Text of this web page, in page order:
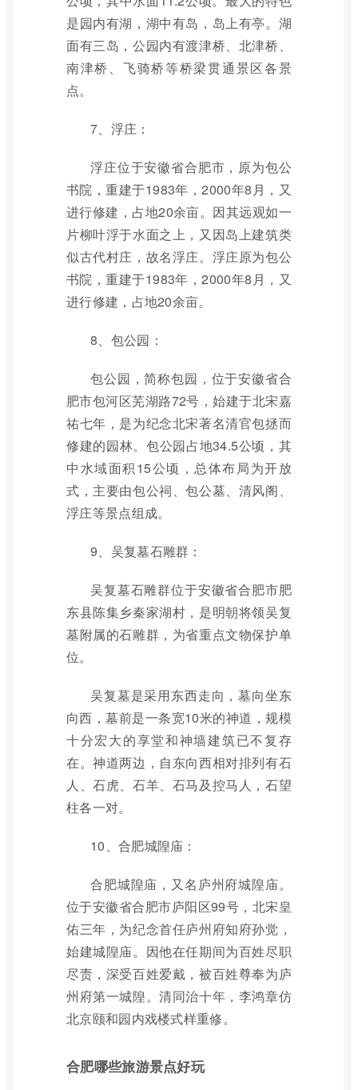
是园内有湖，湖中有岛，岛上有亭。湖
面有三岛，公园内有渡津桥、北津桥、
南津桥、飞骑桥等桥梁贯通景区各景
点。
7、浮庄：
浮庄位于安徽省合肥市，原为包公
书院，重建于1983年，2000年8月，又
进行修建，占地20余亩。因其远观如一
片柳叶浮于水面之上，又因岛上建筑类
似古代村庄，故名浮庄。浮庄原为包公
书院，重建于1983年，2000年8月，又
进行修建，占地20余亩。
8、包公园：
包公园，简称包园，位于安徽省合
肥市包河区芜湖路72号，始建于北宋嘉
祐七年，是为纪念北宋著名清官包拯而
修建的园林。包公园占地34.5公顷，其
中水域面积15公顷，总体布局为开放
式，主要由包公祠、包公墓、清风阁、
浮庄等景点组成。
9、吴复墓石雕群：
吴复墓石雕群位于安徽省合肥市肥
东县陈集乡秦家湖村，是明朝将领吴复
墓附属的石雕群，为省重点文物保护单
位。
吴复墓是采用东西走向，墓向坐东
向西，墓前是一条宽10米的神道，规模
十分宏大的享堂和神墙建筑已不复存
在。神道两边，自东向西相对排列有石
人、石虎、石羊、石马及控马人，石望
柱各一对。
10、合肥城隍庙：
合肥城隍庙，又名庐州府城隍庙。
位于安徽省合肥市庐阳区99号，北宋皇
佑三年，为纪念首任庐州府知府孙觉，
始建城隍庙。因他在任期间为百姓尽职
尽责，深受百姓爱戴，被百姓尊奉为庐
州府第一城隍。清同治十年，李鸿章仿
北京颐和园内戏楼式样重修。
合肥哪些旅游景点好玩